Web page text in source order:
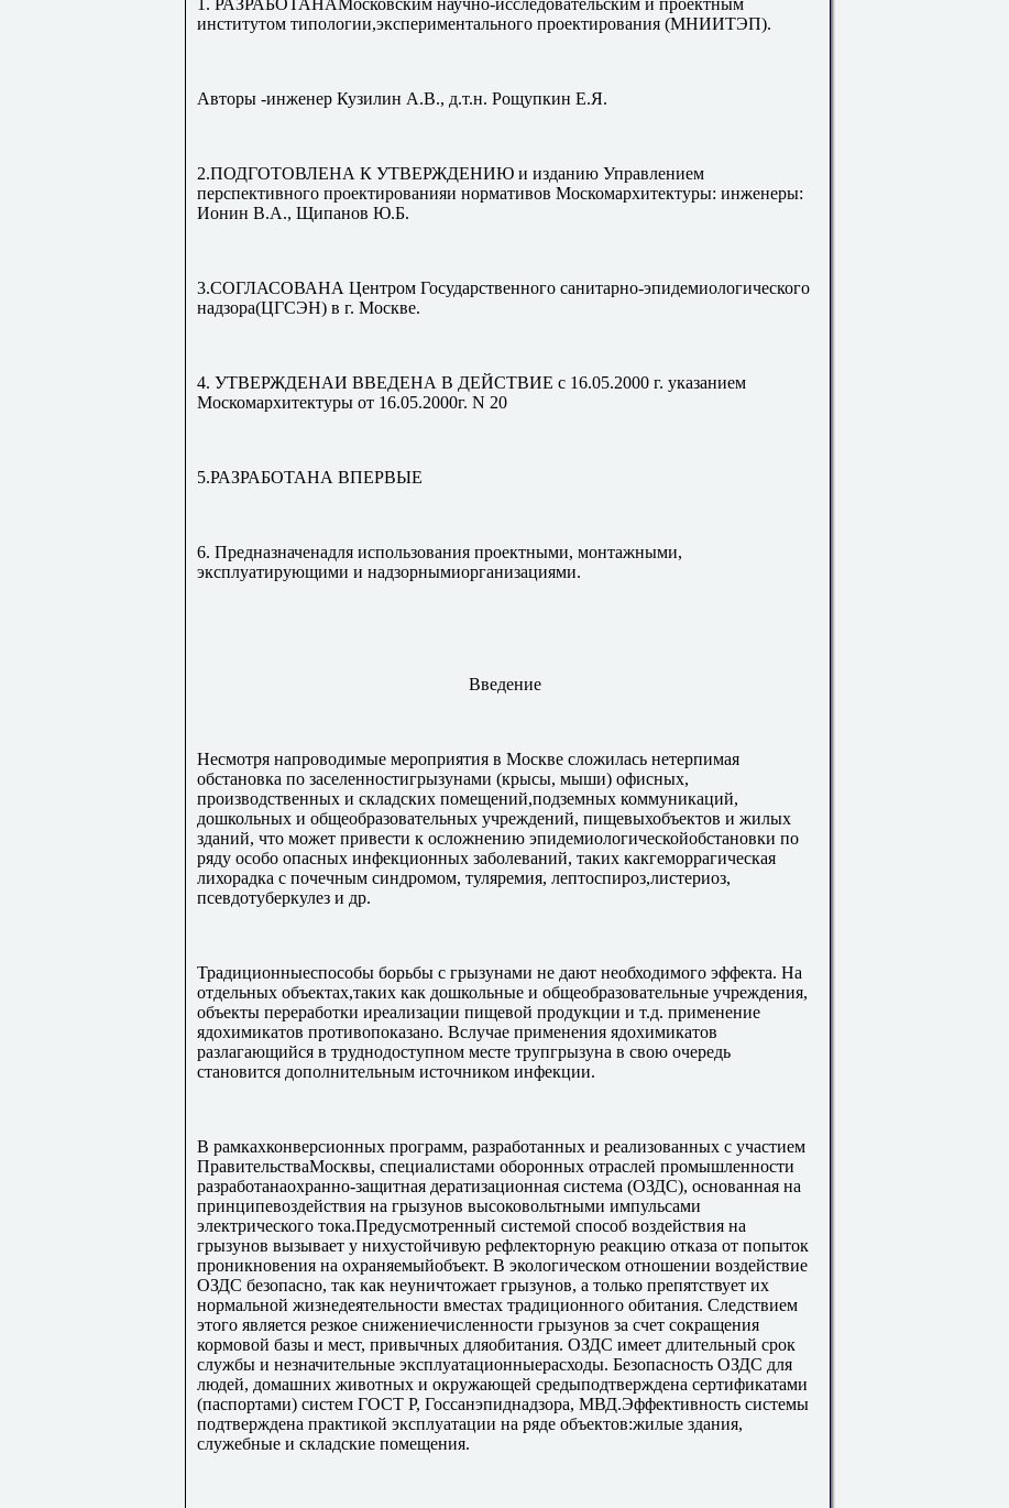
1. РАЗРАБОТАНАМосковским научно-исследовательским и проектным
институтом типологии,экспериментального проектирования (МНИИТЭП).
Авторы -инженер Кузилин А.В., д.т.н. Рощупкин Е.Я.
2.ПОДГОТОВЛЕНА К УТВЕРЖДЕНИЮ и изданию Управлением
перспективного проектированияи нормативов Москомархитектуры: инженеры:
Ионин В.А., Щипанов Ю.Б.
3.СОГЛАСОВАНА Центром Государственного санитарно-эпидемиологического
надзора(ЦГСЭН) в г. Москве.
4. УТВЕРЖДЕНАИ ВВЕДЕНА В ДЕЙСТВИЕ с 16.05.2000 г. указанием
Москомархитектуры от 16.05.2000г. N 20
5.РАЗРАБОТАНА ВПЕРВЫЕ
6. Предназначенадля использования проектными, монтажными,
эксплуатирующими и надзорнымиорганизациями.
Введение
Несмотря напроводимые мероприятия в Москве сложилась нетерпимая
обстановка по заселенностигрызунами (крысы, мыши) офисных,
производственных и складских помещений,подземных коммуникаций,
дошкольных и общеобразовательных учреждений, пищевыхобъектов и жилых
зданий, что может привести к осложнению эпидемиологическойобстановки по
ряду особо опасных инфекционных заболеваний, таких какгеморрагическая
лихорадка с почечным синдромом, туляремия, лептоспироз,листериоз,
псевдотуберкулез и др.
Традиционныеспособы борьбы с грызунами не дают необходимого эффекта. На
отдельных объектах,таких как дошкольные и общеобразовательные учреждения,
объекты переработки иреализации пищевой продукции и т.д. применение
ядохимикатов противопоказано. Вслучае применения ядохимикатов
разлагающийся в труднодоступном месте трупгрызуна в свою очередь
становится дополнительным источником инфекции.
В рамкахконверсионных программ, разработанных и реализованных с участием
ПравительстваМосквы, специалистами оборонных отраслей промышленности
разработанаохранно-защитная дератизационная система (ОЗДС), основанная на
принципевоздействия на грызунов высоковольтными импульсами
электрического тока.Предусмотренный системой способ воздействия на
грызунов вызывает у нихустойчивую рефлекторную реакцию отказа от попыток
проникновения на охраняемыйобъект. В экологическом отношении воздействие
ОЗДС безопасно, так как неуничтожает грызунов, а только препятствует их
нормальной жизнедеятельности вместах традиционного обитания. Следствием
этого является резкое снижениечисленности грызунов за счет сокращения
кормовой базы и мест, привычных дляобитания. ОЗДС имеет длительный срок
службы и незначительные эксплуатационныерасходы. Безопасность ОЗДС для
людей, домашних животных и окружающей средыподтверждена сертификатами
(паспортами) систем ГОСТ Р, Госсанэпиднадзора, МВД.Эффективность системы
подтверждена практикой эксплуатации на ряде объектов:жилые здания,
служебные и складские помещения.